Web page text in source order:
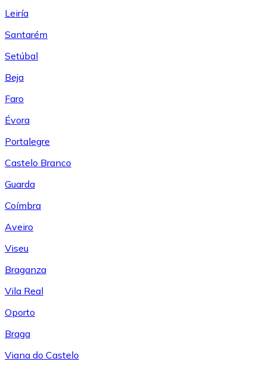
Leiría
Santarém
Setúbal
Beja
Faro
Évora
Portalegre
Castelo Branco
Guarda
Coímbra
Aveiro
Viseu
Braganza
Vila Real
Oporto
Braga
Viana do Castelo